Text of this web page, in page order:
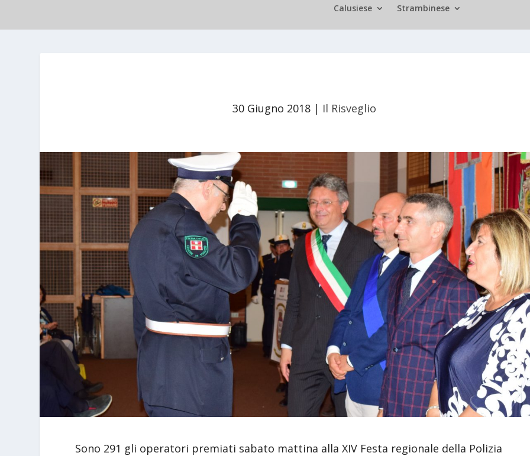
Calusiese Strambinese
30 Giugno 2018 | Il Risveglio
Sono 291 gli operatori premiati sabato mattina alla XIV Festa regionale della Polizia